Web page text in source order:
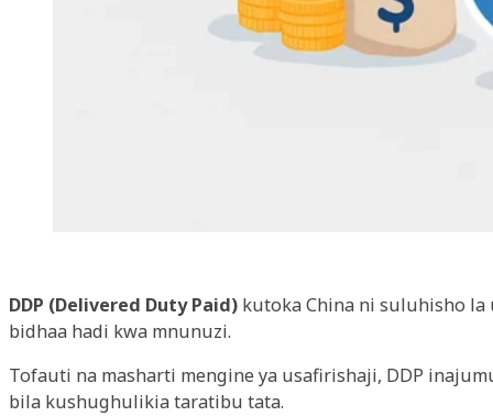
DDP (Delivered Duty Paid) kutoka China ni suluhisho
bidhaa hadi kwa mnunuzi.
Tofauti na masharti mengine ya usafirishaji, DDP
bila kushughulikia taratibu tata.